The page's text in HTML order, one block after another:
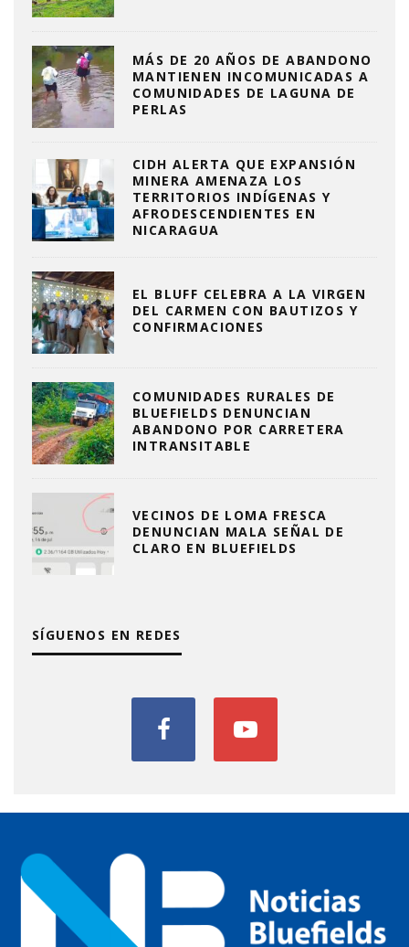
MÁS DE 20 AÑOS DE ABANDONO
MANTIENEN INCOMUNICADAS A
COMUNIDADES DE LAGUNA DE
PERLAS
CIDH ALERTA QUE EXPANSIÓN
MINERA AMENAZA LOS
TERRITORIOS INDÍGENAS Y
AFRODESCENDIENTES EN
NICARAGUA
EL BLUFF CELEBRA A LA VIRGEN
DEL CARMEN CON BAUTIZOS Y
CONFIRMACIONES
COMUNIDADES RURALES DE
BLUEFIELDS DENUNCIAN
ABANDONO POR CARRETERA
INTRANSITABLE
VECINOS DE LOMA FRESCA
DENUNCIAN MALA SEÑAL DE
CLARO EN BLUEFIELDS
SÍGUENOS EN REDES